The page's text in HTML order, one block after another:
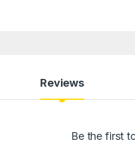
Reviews
Be the first